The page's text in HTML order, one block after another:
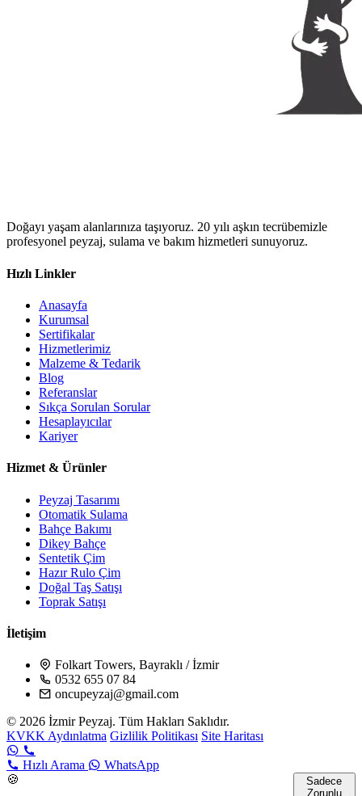
Doğayı yaşam alanlarınıza taşıyoruz. 20 yılı aşkın tecrübemizle
profesyonel peyzaj, sulama ve bakım hizmetleri sunuyoruz.
Hızlı Linkler
Anasayfa
Kurumsal
Sertifikalar
Hizmetlerimiz
Malzeme & Tedarik
Blog
Referanslar
Sıkça Sorulan Sorular
Hesaplayıcılar
Kariyer
Hizmet & Ürünler
Peyzaj Tasarımı
Otomatik Sulama
Bahçe Bakımı
Dikey Bahçe
Sentetik Çim
Hazır Rulo Çim
Doğal Taş Satışı
Toprak Satışı
İletişim
Folkart Towers, Bayraklı / İzmir
0532 655 07 84
oncupeyzaj@gmail.com
© 2026 İzmir Peyzaj. Tüm Hakları Saklıdır.
KVKK Aydınlatma Gizlilik Politikası Site Haritası
Hızlı Arama
WhatsApp
🍪
Sadece
Zorunlu